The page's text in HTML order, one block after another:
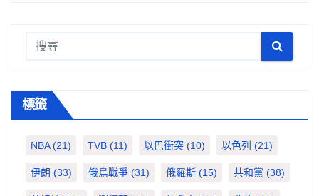
標籤
NBA(21) TVB (11) 以巴衝突 (10) 以色列 (21)
伊朗 (33) 俄烏戰爭 (31) 俄羅斯 (15) 共和黨 (38)